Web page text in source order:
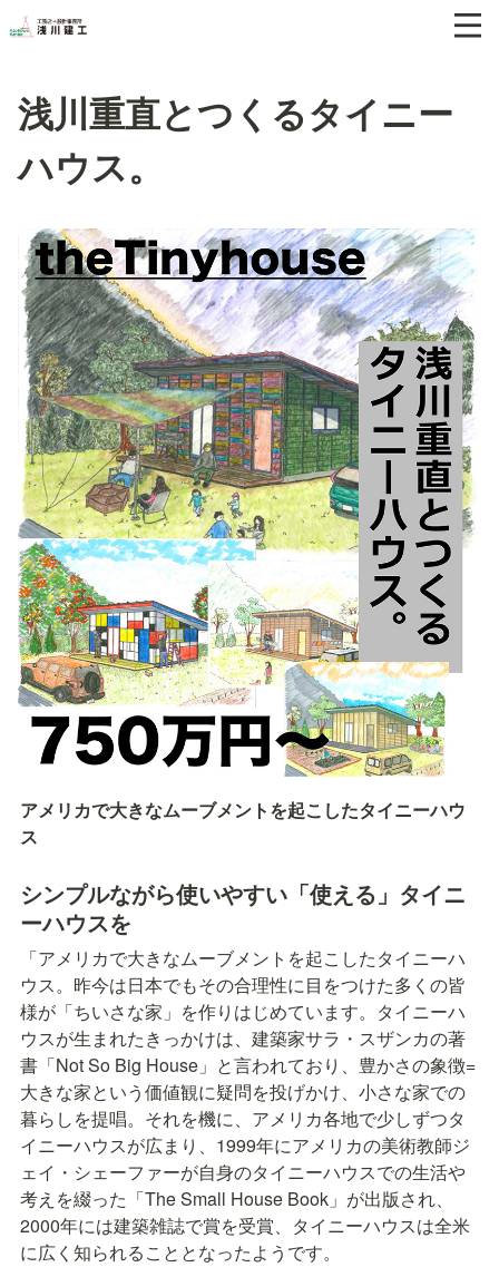
浅川重直とつくるタイニー
ハウス。
アメリカで大きなムーブメントを起こしたタイニーハウ
ス
シンプルながら使いやすい「使える」タイニ
ーハウスを
「アメリカで⼤きなムーブメントを起こしたタイニーハ
ウス。昨今は⽇本でもその合理性に⽬をつけた多くの皆
様が「ちいさな家」を作りはじめています。タイニーハ
ウスが⽣まれたきっかけは、建築家サラ・スザンカの著
書「Not So Big House」と⾔われており、豊かさの象徴=
⼤きな家という価値観に疑問を投げかけ、⼩さな家での
暮らしを提唱。それを機に、アメリカ各地で少しずつタ
イニーハウスが広まり、1999年にアメリカの美術教師ジ
ェイ・シェーファーが⾃⾝のタイニーハウスでの⽣活や
考えを綴った「The Small House Book」が出版され、
2000年には建築雑誌で賞を受賞、タイニーハウスは全⽶
に広く知られることとなったようです。